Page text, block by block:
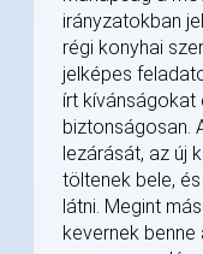
irányzatokban
régi konyhai
jelképes
írt kívánságokat
biztonságosan.
lezárását, az új
töltenek bele,
látni. Megint
kevernek